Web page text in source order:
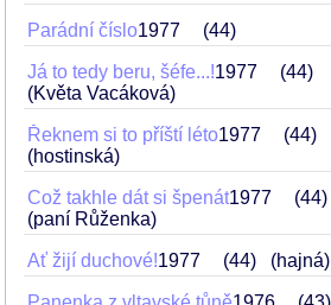
Parádní číslo1977 44
Já to tedy beru, šéfe...!1977
44
(Květa Vacáková)
Řeknem si to příští léto1977
44
(hostinská)
Což takhle dát si špenát1977
44
(paní Růženka)
Ať žijí duchové!1977 44 (hajná)